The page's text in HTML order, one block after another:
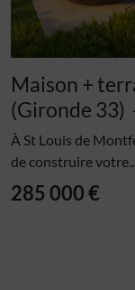
Maison +
(Gironde 33)
À St Louis de
de construire
285 000 €